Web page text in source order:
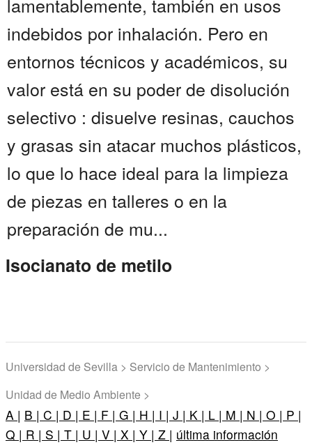
indebidos por inhalación. Pero en
entornos técnicos y académicos, su
valor está en su poder de disolución
selectivo : disuelve resinas, cauchos
y grasas sin atacar muchos plásticos,
lo que lo hace ideal para la limpieza
de piezas en talleres o en la
preparación de mu...
Isocianato de metilo
Universidad de Sevilla > Servicio de Mantenimiento >
Unidad de Medio Ambiente >
A | B | C | D | E | F | G | H | I | J | K | L | M | N | O | P |
Q | R | S | T | U | V | X | Y | Z | última información